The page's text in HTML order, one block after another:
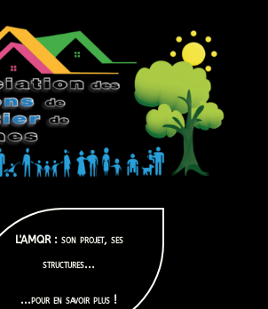
L'AMQR : son projet, ses
structures...
...pour en savoir plus !